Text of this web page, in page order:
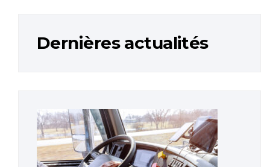
Dernières actualités